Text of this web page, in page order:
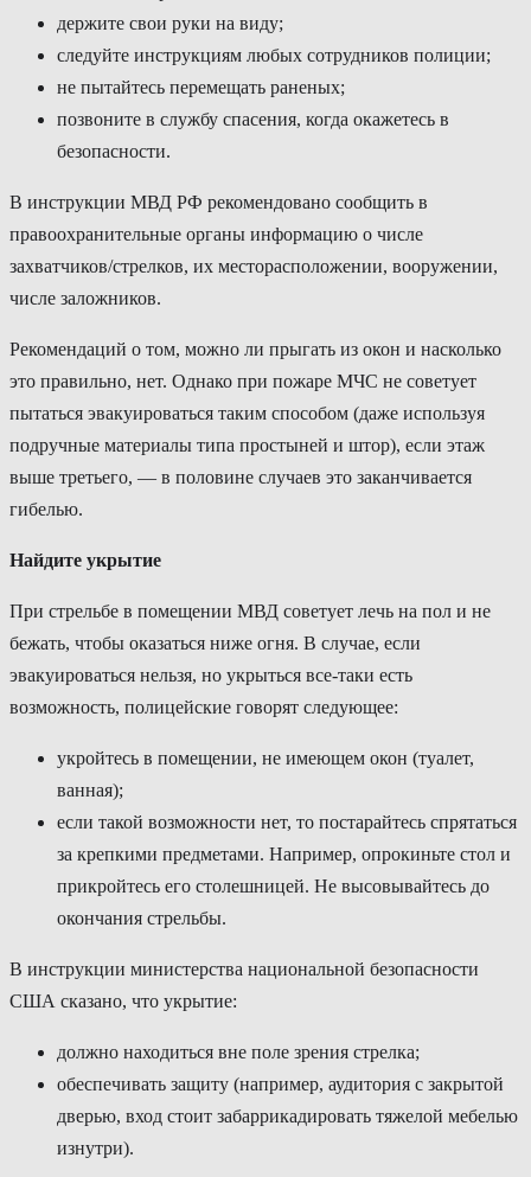
держите свои руки на виду;
следуйте инструкциям любых сотрудников полиции;
не пытайтесь перемещать раненых;
позвоните в службу спасения, когда окажетесь в
безопасности.
В инструкции МВД РФ рекомендовано сообщить в
правоохранительные органы информацию о числе
захватчиков/стрелков, их месторасположении, вооружении,
числе заложников.
Рекомендаций о том, можно ли прыгать из окон и насколько
это правильно, нет. Однако при пожаре МЧС не советует
пытаться эвакуироваться таким способом (даже используя
подручные материалы типа простыней и штор), если этаж
выше третьего, — в половине случаев это заканчивается
гибелью.
Найдите укрытие
При стрельбе в помещении МВД советует лечь на пол и не
бежать, чтобы оказаться ниже огня. В случае, если
эвакуироваться нельзя, но укрыться все-таки есть
возможность, полицейские говорят следующее:
укройтесь в помещении, не имеющем окон (туалет,
ванная);
если такой возможности нет, то постарайтесь спрятаться
за крепкими предметами. Например, опрокиньте стол и
прикройтесь его столешницей. Не высовывайтесь до
окончания стрельбы.
В инструкции министерства национальной безопасности
США сказано, что укрытие:
должно находиться вне поле зрения стрелка;
обеспечивать защиту (например, аудитория с закрытой
дверью, вход стоит забаррикадировать тяжелой мебелью
изнутри).